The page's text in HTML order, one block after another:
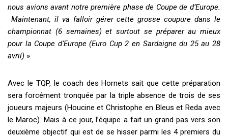
nous avions avant notre première phase de Coupe de d’Europe.
Maintenant, il va falloir gérer cette grosse coupure dans le
championnat (6 semaines) et surtout se préparer au mieux
pour la Coupe d’Europe (Euro Cup 2 en Sardaigne du 25 au 28
avril) ».
Avec le TQP, le coach des Hornets sait que cette préparation
sera forcément tronquée par la triple absence de trois de ses
joueurs majeurs (Houcine et Christophe en Bleus et Reda avec
le Maroc). Mais à ce jour, l’équipe a fait un grand pas vers son
deuxième objectif qui est de se hisser parmi les 4 premiers du